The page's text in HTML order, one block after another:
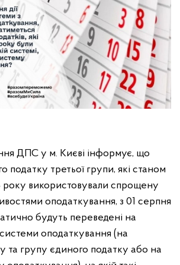
ДПС у м. Києві інформує, що
податку третьої групи, які станом
року використовували спрощену
оподаткування, з 01 серпня
будуть переведені на
оподаткування (на
та групу єдиного податку або на